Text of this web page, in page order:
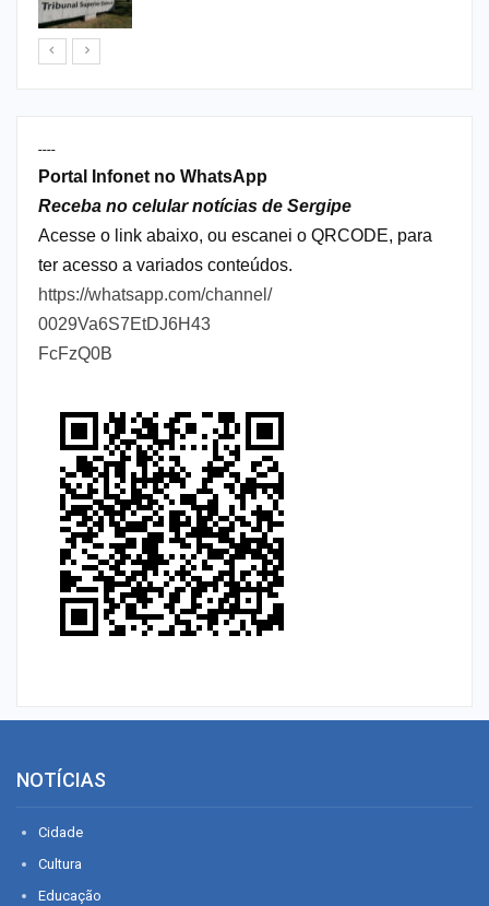
----
Portal Infonet no WhatsApp
Receba no celular notícias de Sergipe
Acesse o link abaixo, ou escanei o QRCODE, para
ter acesso a variados conteúdos.
https://whatsapp.com/channel/
0029Va6S7EtDJ6H43
FcFzQ0B
NOTÍCIAS
Cidade
Cultura
Educação